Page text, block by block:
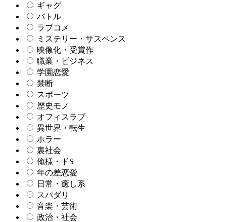
ギャグ
バトル
ラブコメ
ミステリー・サスペンス
映像化・受賞作
職業・ビジネス
学園恋愛
禁断
スポーツ
歴史モノ
オフィスラブ
異世界・転生
ホラー
裏社会
俺様・ドS
年の差恋愛
日常・癒し系
スパダリ
音楽・芸術
政治・社会